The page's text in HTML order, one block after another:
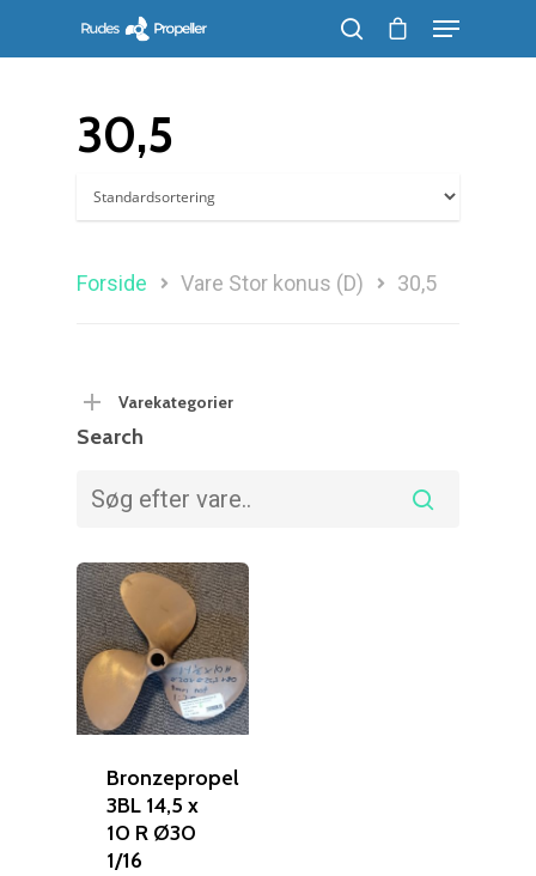
Søg efter et produkt, og tryk på enter
30,5
Forside Vare Stor konus (D) 30,5
Varekategorier
Search
Bronzepropel
3BL 14,5 x
10 R Ø30
1/16